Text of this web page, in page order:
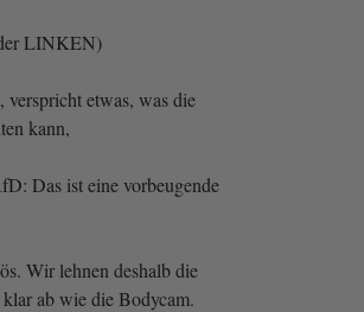
LINKEN)
verspricht etwas, was die
kann,
Das ist eine vorbeugende
Wir lehnen deshalb die
klar ab wie die Bodycam.